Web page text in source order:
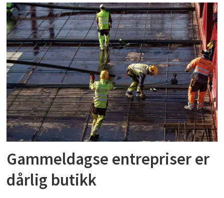
Gammeldagse entrepriser er
dårlig butikk